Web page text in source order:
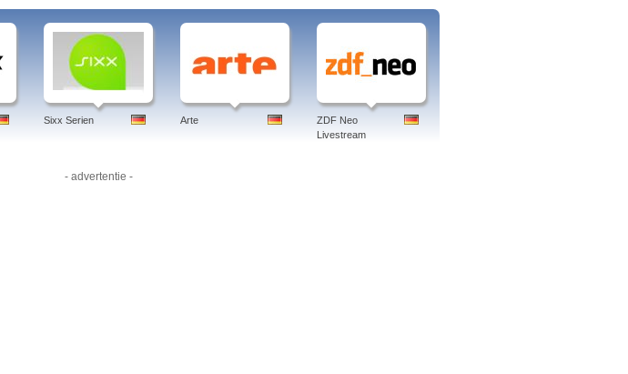
Sixx Serien Arte
ZDF Neo
Livestream
- advertentie -